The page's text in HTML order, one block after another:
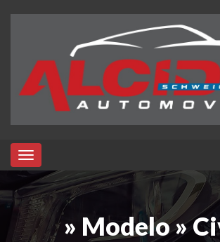
Toggle navigation
» Modelo »